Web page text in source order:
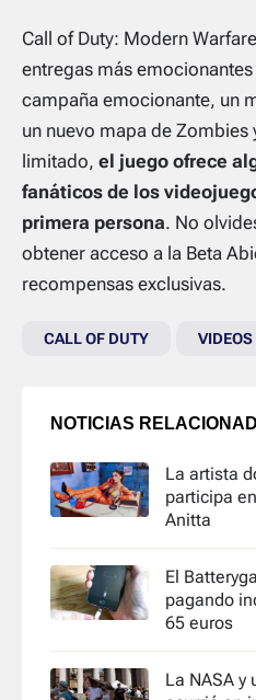
Call of Duty: Modern
entregas más
campaña emocionante, un
un nuevo mapa de Zombies
limitado, el juego ofrece
fanáticos de los
primera persona. No
obtener acceso a la Beta
recompensas exclusivas.
CALL OF DUTY VIDEOS
NOTICIAS
La artista
participa
Anitta
El
pagando
65 euros
La NASA y